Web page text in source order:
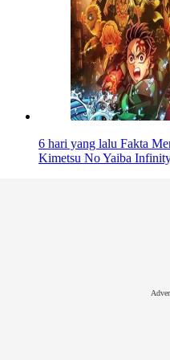
6 hari yang lalu Fakta
Kimetsu No Yaiba